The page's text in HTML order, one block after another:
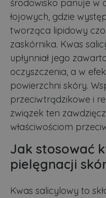
środowisko panuje w
łojowych, gdzie
tworząca lipidowy
zaskórnika. Kwas
upłynniał jego
oczyszczenia, a w
powierzchni skóry.
przeciwtrądzikowe i
związek ten
właściwościom
Jak stosować
pielęgnacji
Kwas salicylowy to